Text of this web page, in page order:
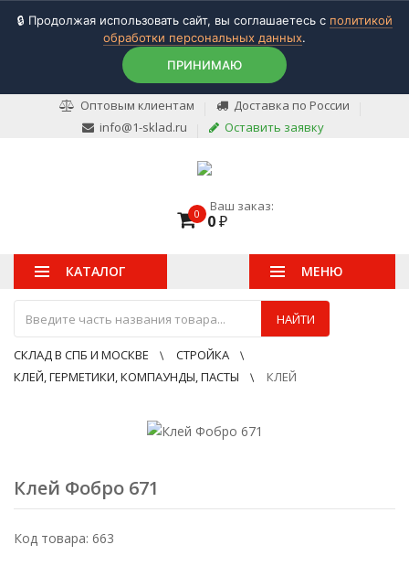
🔒 Продолжая использовать сайт, вы соглашаетесь с политикой
обработки персональных данных.
ПРИНИМАЮ
Оптовым клиентам
Доставка по России
info@1-sklad.ru
Оставить заявку
0 Ваш заказ:
0₽
КАТАЛОГ
НАЙТИ
МЕНЮ
СКЛАД В СПБ И МОСКВЕ
СТРОЙКА
КЛЕЙ, ГЕРМЕТИКИ, КОМПАУНДЫ, ПАСТЫ
КЛЕЙ
Клей Фобро 671
Код товара: 663